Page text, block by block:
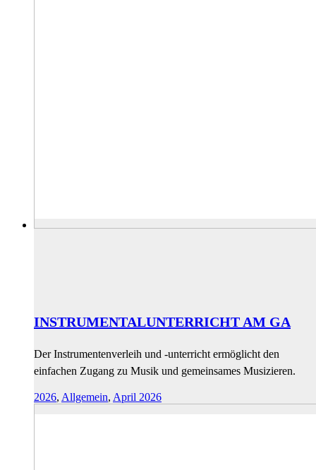
INSTRUMENTALUNTERRICHT AM GA
Der Instrumentenverleih und -unterricht ermöglicht den
einfachen Zugang zu Musik und gemeinsames Musizieren.
2026, Allgemein, April 2026